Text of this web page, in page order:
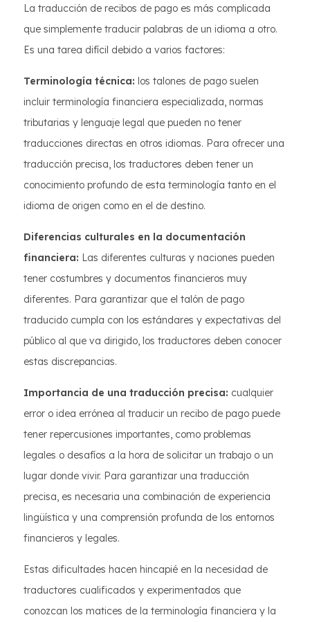
La traducción de recibos de pago es más complicada
que simplemente traducir palabras de un idioma a otro.
Es una tarea difícil debido a varios factores:
Terminología técnica: los talones de pago suelen
incluir terminología financiera especializada, normas
tributarias y lenguaje legal que pueden no tener
traducciones directas en otros idiomas. Para ofrecer una
traducción precisa, los traductores deben tener un
conocimiento profundo de esta terminología tanto en el
idioma de origen como en el de destino.
Diferencias culturales en la documentación
financiera: Las diferentes culturas y naciones pueden
tener costumbres y documentos financieros muy
diferentes. Para garantizar que el talón de pago
traducido cumpla con los estándares y expectativas del
público al que va dirigido, los traductores deben conocer
estas discrepancias.
Importancia de una traducción precisa: cualquier
error o idea errónea al traducir un recibo de pago puede
tener repercusiones importantes, como problemas
legales o desafíos a la hora de solicitar un trabajo o un
lugar donde vivir. Para garantizar una traducción
precisa, es necesaria una combinación de experiencia
lingüística y una comprensión profunda de los entornos
financieros y legales.
Estas dificultades hacen hincapié en la necesidad de
traductores cualificados y experimentados que
conozcan los matices de la terminología financiera y la